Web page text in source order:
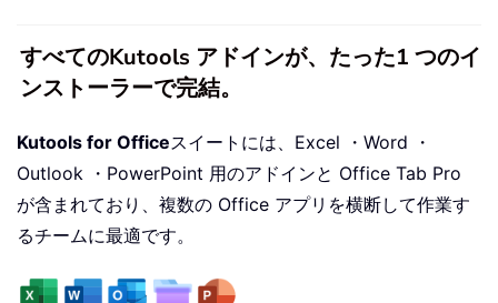
すべてのKutools アドインが、たった1 つのイ
ンストーラーで完結。
Kutools for Officeスイートには、Excel ・Word ・
Outlook ・PowerPoint 用のアドインと Office Tab Pro
が含まれており、複数の Office アプリを横断して作業す
るチームに最適です。